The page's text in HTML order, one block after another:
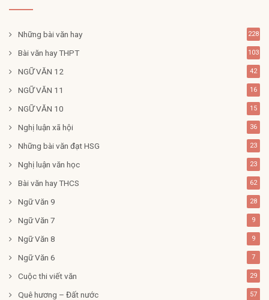
Những bài văn hay 228
Bài văn hay THPT 103
NGỮ VĂN 12 42
NGỮ VĂN 11 16
NGỮ VĂN 10 15
Nghị luận xã hội 36
Những bài văn đạt HSG 23
Nghị luận văn học 23
Bài văn hay THCS 62
Ngữ Văn 9 28
Ngữ Văn 7 9
Ngữ Văn 8 9
Ngữ Văn 6 7
Cuộc thi viết văn 29
Quê hương – Đất nước 57